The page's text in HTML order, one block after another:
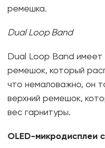
ремешка.
Dual Loop Band
Dual Loop Band имеет
ремешок, который
что немаловажно, он
верхний ремешок,
вес гарнитуры.
OLED-микродисплеи